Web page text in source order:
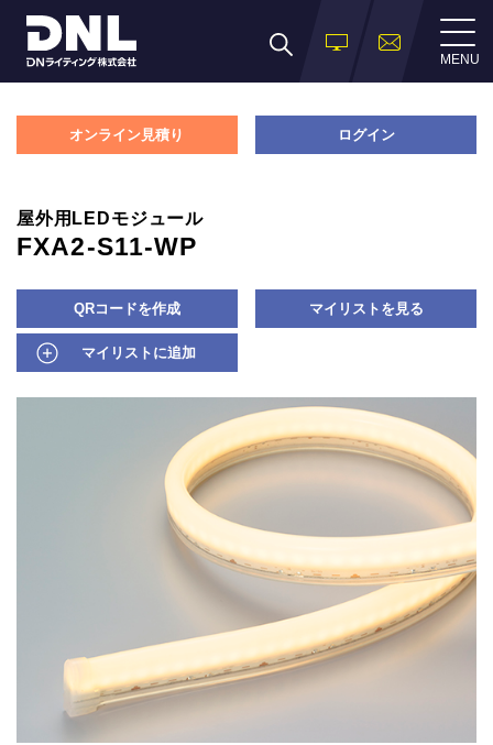
MENU
オンライン見積り ログイン
屋外用LEDモジュール
FXA2-S11-WP
QRコードを作成 マイリストを見る
マイリストに追加